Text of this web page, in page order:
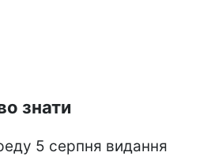
знати
5 серпня видання